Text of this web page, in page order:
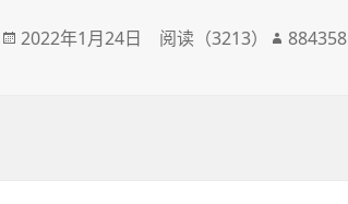
发
2022年1月24日 阅读（3213）
作
884358